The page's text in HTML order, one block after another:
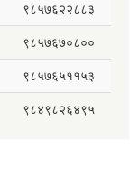
९८५७६२२८८३
९८५७६७०८००
९८५७६५११५३
९८४९८२६४९५